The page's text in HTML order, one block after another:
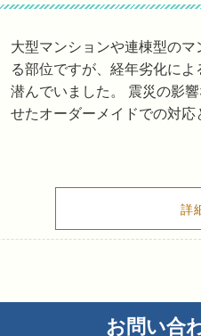
大型マンションや連棟型の
る部位ですが、経年劣化に
潜んでいました。 震災の影
せたオーダーメイドでの対応
詳
お問い合